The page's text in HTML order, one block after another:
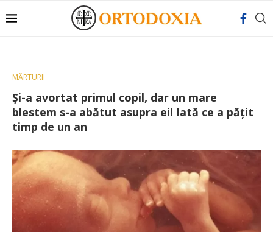
MĂRTURII
Și-a avortat primul copil, dar un mare
blestem s-a abătut asupra ei! Iată ce a pățit
timp de un an